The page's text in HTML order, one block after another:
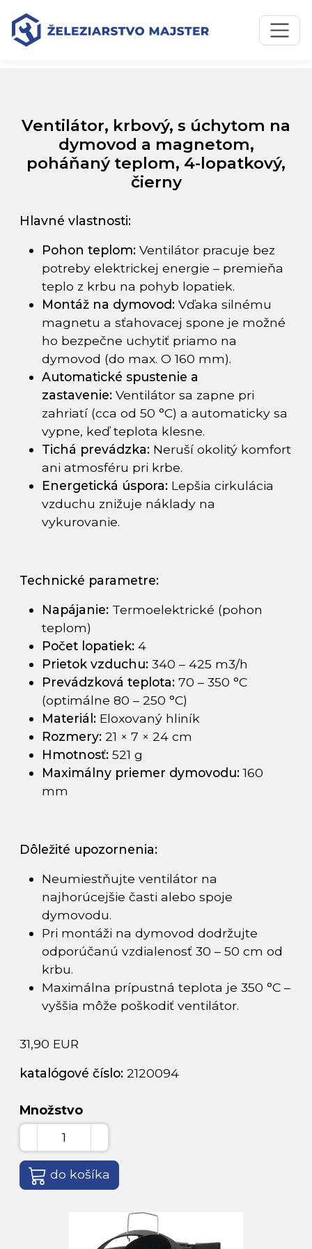
Preskočiť na obsah
Preskočiť na hlavné menu
Úvodná stránka
Ventilátor, krbový, s úchytom na dymovod a magnetom,
poháňaný teplom, 4-lopatkový, čierny
Ventilátor, krbový, s úchytom na
dymovod a magnetom,
poháňaný teplom, 4-lopatkový,
čierny
Hlavné vlastnosti:
Pohon teplom: Ventilátor pracuje bez
potreby elektrickej energie – premieňa
teplo z krbu na pohyb lopatiek.
Montáž na dymovod: Vďaka silnému
magnetu a sťahovacej spone je možné
ho bezpečne uchytiť priamo na
dymovod (do max. O 160 mm).
Automatické spustenie a
zastavenie: Ventilátor sa zapne pri
zahriatí (cca od 50 °C) a automaticky sa
vypne, keď teplota klesne.
Tichá prevádzka: Neruší okolitý komfort
ani atmosféru pri krbe.
Energetická úspora: Lepšia cirkulácia
vzduchu znižuje náklady na
vykurovanie.
Technické parametre:
Napájanie: Termoelektrické (pohon
teplom)
Počet lopatiek: 4
Prietok vzduchu: 340 – 425 m3/h
Prevádzková teplota: 70 – 350 °C
(optimálne 80 – 250 °C)
Materiál: Eloxovaný hliník
Rozmery: 21 × 7 × 24 cm
Hmotnosť: 521 g
Maximálny priemer dymovodu:160
mm
Dôležité upozornenia:
Neumiestňujte ventilátor na
najhorúcejšie časti alebo spoje
dymovodu.
Pri montáži na dymovod dodržujte
odporúčanú vzdialenosť 30 – 50 cm od
krbu.
Maximálna prípustná teplota je 350 °C –
vyššia môže poškodiť ventilátor.
31,90 EUR
katalógové číslo: 2120094
Množstvo
do košíka